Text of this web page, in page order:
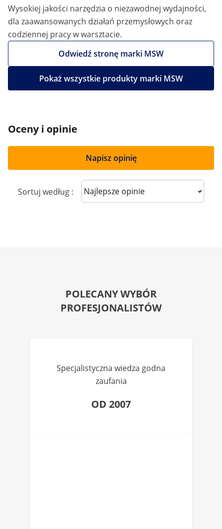
Wysokiej jakości narzędzia o niezawodnej wydajności,
dla zaawansowanych działań przemysłowych oraz
codziennej pracy w warsztacie.
Odwiedź stronę marki MSW
Pokaż wszystkie produkty marki MSW
Oceny i opinie
Napisz opinię
Sortuj według : Sort reviews
POLECANY WYBÓR
PROFESJONALISTÓW
Specjalistyczna wiedza godna
zaufania
OD 2007